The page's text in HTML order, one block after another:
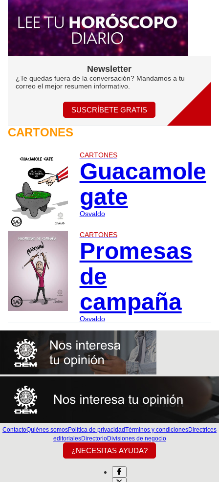
Newsletter
¿Te quedas fuera de la conversación? Mandamos a tu
correo el mejor resumen informativo.
SUSCRÍBETE GRATIS
CARTONES
CARTONES
Guacamole
gate
Osvaldo
CARTONES
Promesas
de
campaña
Osvaldo
ContactoQuiénes somosPolítica de privacidadTérminos y condicionesDirectrices
editorialesDirectorioDivisiones de negocio
¿NECESITAS AYUDA?